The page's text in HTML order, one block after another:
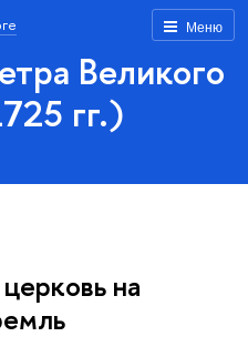
Меню
Великого
гг.)
на